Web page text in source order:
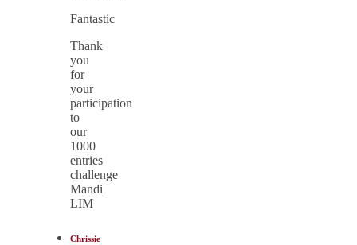
Fantastic
Thank
you
for
your
participation
to
our
1000
entries
challenge
Mandi
LIM
Chrissie